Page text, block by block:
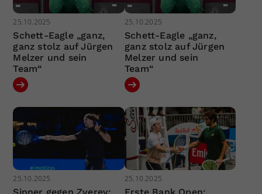
25.10.2025
Schett-Eagle „ganz,
ganz stolz auf Jürgen
Melzer und sein
Team“
25.10.2025
Schett-Eagle „ganz,
ganz stolz auf Jürgen
Melzer und sein
Team“
25.10.2025
Sinner gegen Zverev:
25.10.2025
Erste Bank Open: